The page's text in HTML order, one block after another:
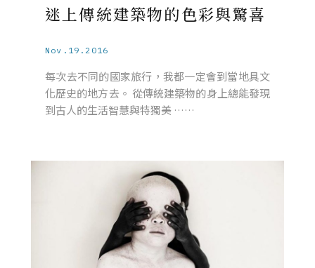
迷上傳統建築物的色彩與驚喜
Nov.19.2016
每次去不同的國家旅行，我都一定會到當地具文
化歷史的地方去。 從傳統建築物的身上總能發現
到古人的生活智慧與特獨美 ……